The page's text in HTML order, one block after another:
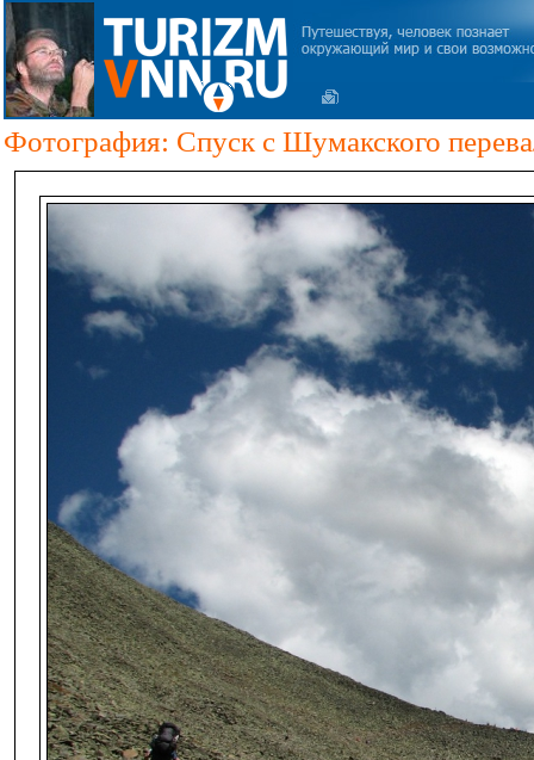
Фотография: Спуск с Шумакского